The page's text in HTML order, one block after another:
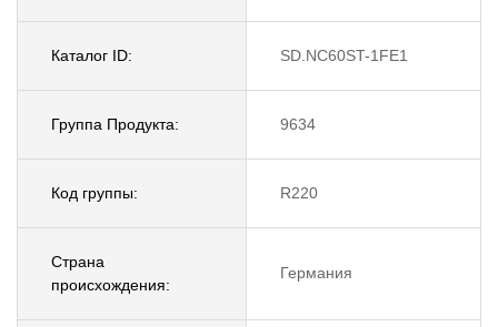
Каталог ID: SD.NC60ST-1FE1
Группа Продукта: 9634
Код группы: R220
Страна
происхождения:
Германия